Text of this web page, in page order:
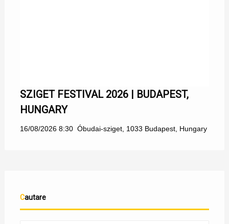
SZIGET FESTIVAL 2026 | BUDAPEST,
HUNGARY
16/08/2026 8:30 Óbudai-sziget, 1033 Budapest, Hungary
Cautare